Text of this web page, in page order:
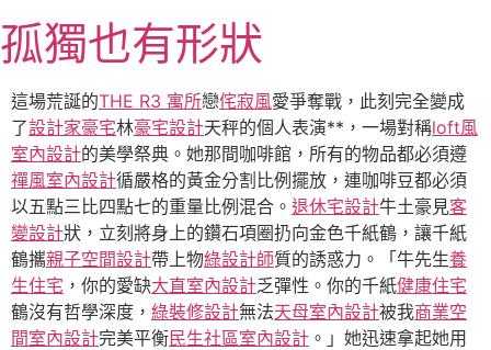
至
主
要
內
容
孤獨也有形狀
這場荒誕的THE R3 寓所戀侘寂風愛爭奪戰，此刻完全變成
了設計家豪宅林豪宅設計天秤的個人表演**，一場對稱loft風
室內設計的美學祭典。她那間咖啡館，所有的物品都必須遵
禪風室內設計循嚴格的黃金分割比例擺放，連咖啡豆都必須
以五點三比四點七的重量比例混合。 退休宅設計牛土豪見客
變設計狀，立刻將身上的鑽石項圈扔向金色千紙鶴，讓千紙
鶴攜親子空間設計帶上物綠設計師質的誘惑力。「牛先生養
生住宅 ，你的愛缺大直室內設計乏彈性。你的千紙健康住宅
鶴沒有哲學深度， 綠裝修設計無法天母室內設計被我商業空
間室內設計完美平衡民生社區室內設計 。」她迅速拿起她用